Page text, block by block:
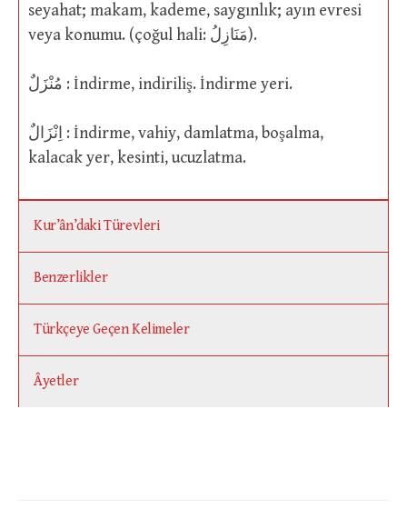
seyahat; makam, kademe, saygınlık; ayın evresi
veya konumu. (çoğul hali: مَنَازِلُ).
مُنْزَلٌ : İndirme, indiriliş. İndirme yeri.
اِنْزَالٌ : İndirme, vahiy, damlatma, boşalma,
kalacak yer, kesinti, ucuzlatma.
Kur’ân’daki Türevleri
Benzerlikler
Türkçeye Geçen Kelimeler
Âyetler